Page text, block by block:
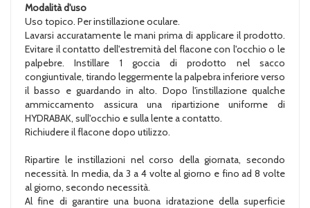
Modalità d'uso
Uso topico. Per instillazione oculare.
Lavarsi accuratamente le mani prima di applicare il prodotto.
Evitare il contatto dell'estremità del flacone con l'occhio o le
palpebre. Instillare 1 goccia di prodotto nel sacco
congiuntivale, tirando leggermente la palpebra inferiore verso
il basso e guardando in alto. Dopo l'instillazione qualche
ammiccamento assicura una ripartizione uniforme di
HYDRABAK, sull'occhio e sulla lente a contatto.
Richiudere il flacone dopo utilizzo.
Ripartire le instillazioni nel corso della giornata, secondo
necessità. In media, da 3 a 4 volte al giorno e fino ad 8 volte
al giorno, secondo necessità.
Al fine di garantire una buona idratazione della superficie